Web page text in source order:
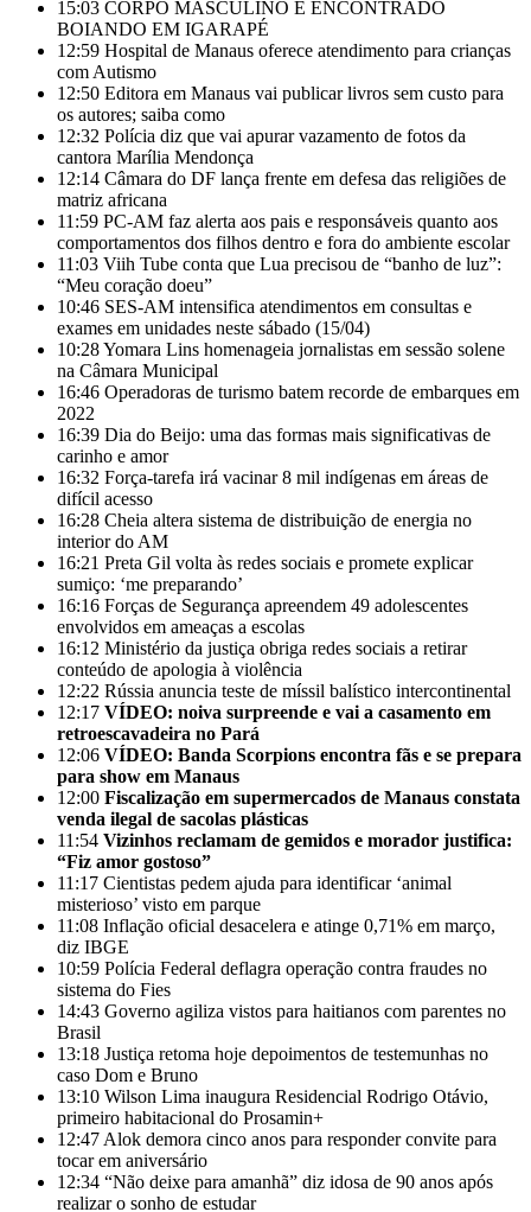
15:03 CORPO MASCULINO É ENCONTRADO
BOIANDO EM IGARAPÉ
12:59 Hospital de Manaus oferece atendimento para crianças
com Autismo
12:50 Editora em Manaus vai publicar livros sem custo para
os autores; saiba como
12:32 Polícia diz que vai apurar vazamento de fotos da
cantora Marília Mendonça
12:14 Câmara do DF lança frente em defesa das religiões de
matriz africana
11:59 PC-AM faz alerta aos pais e responsáveis quanto aos
comportamentos dos filhos dentro e fora do ambiente escolar
11:03 Viih Tube conta que Lua precisou de “banho de luz”:
“Meu coração doeu”
10:46 SES-AM intensifica atendimentos em consultas e
exames em unidades neste sábado (15/04)
10:28Yomara Lins homenageia jornalistas em sessão solene
na Câmara Municipal
16:46 Operadoras de turismo batem recorde de embarques em
2022
16:39 Dia do Beijo: uma das formas mais significativas de
carinho e amor
16:32 Força-tarefa irá vacinar 8 mil indígenas em áreas de
difícil acesso
16:28 Cheia altera sistema de distribuição de energia no
interior do AM
16:21 Preta Gil volta às redes sociais e promete explicar
sumiço: ‘me preparando’
16:16 Forças de Segurança apreendem 49 adolescentes
envolvidos em ameaças a escolas
16:12 Ministério da justiça obriga redes sociais a retirar
conteúdo de apologia à violência
12:22 Rússia anuncia teste de míssil balístico intercontinental
12:17 VÍDEO: noiva surpreende e vai a casamento em
retroescavadeira no Pará
12:06 VÍDEO: Banda Scorpions encontra fãs e se prepara
para show em Manaus
12:00 Fiscalização em supermercados de Manaus constata
venda ilegal de sacolas plásticas
11:54 Vizinhos reclamam de gemidos e morador justifica:
“Fiz amor gostoso”
11:17 Cientistas pedem ajuda para identificar ‘animal
misterioso’ visto em parque
11:08 Inflação oficial desacelera e atinge 0,71% em março,
diz IBGE
10:59 Polícia Federal deflagra operação contra fraudes no
sistema do Fies
14:43 Governo agiliza vistos para haitianos com parentes no
Brasil
13:18 Justiça retoma hoje depoimentos de testemunhas no
caso Dom e Bruno
13:10 Wilson Lima inaugura Residencial Rodrigo Otávio,
primeiro habitacional do Prosamin+
12:47 Alok demora cinco anos para responder convite para
tocar em aniversário
12:34 “Não deixe para amanhã” diz idosa de 90 anos após
realizar o sonho de estudar